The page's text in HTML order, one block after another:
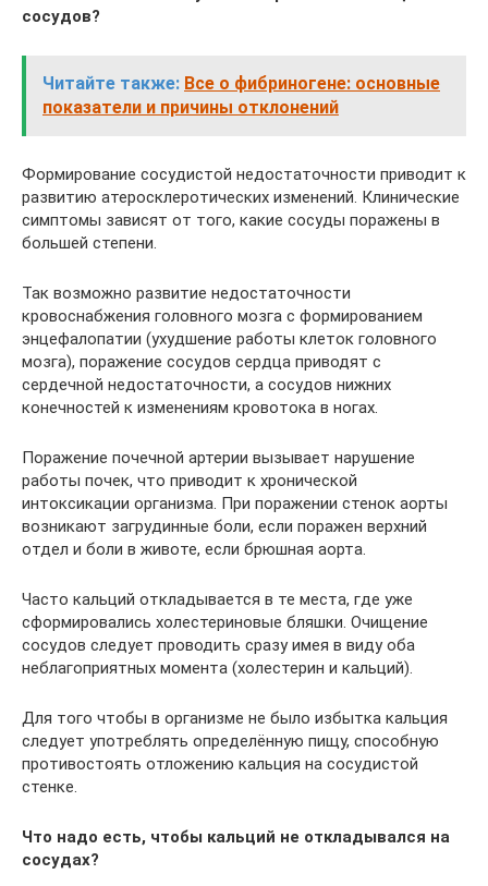
сосудов?
Читайте также: Все о фибриногене: основные
показатели и причины отклонений
Формирование сосудистой недостаточности приводит к
развитию атеросклеротических изменений. Клинические
симптомы зависят от того, какие сосуды поражены в
большей степени.
Так возможно развитие недостаточности
кровоснабжения головного мозга с формированием
энцефалопатии (ухудшение работы клеток головного
мозга), поражение сосудов сердца приводят с
сердечной недостаточности, а сосудов нижних
конечностей к изменениям кровотока в ногах.
Поражение почечной артерии вызывает нарушение
работы почек, что приводит к хронической
интоксикации организма. При поражении стенок аорты
возникают загрудинные боли, если поражен верхний
отдел и боли в животе, если брюшная аорта.
Часто кальций откладывается в те места, где уже
сформировались холестериновые бляшки. Очищение
сосудов следует проводить сразу имея в виду оба
неблагоприятных момента (холестерин и кальций).
Для того чтобы в организме не было избытка кальция
следует употреблять определённую пищу, способную
противостоять отложению кальция на сосудистой
стенке.
Что надо есть, чтобы кальций не откладывался на
сосудах?